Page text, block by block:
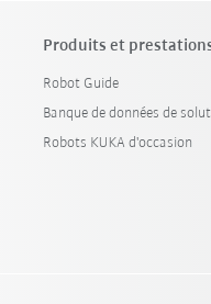
Produits et
Robot Guide
Banque de données de
Robots KUKA d'occasion